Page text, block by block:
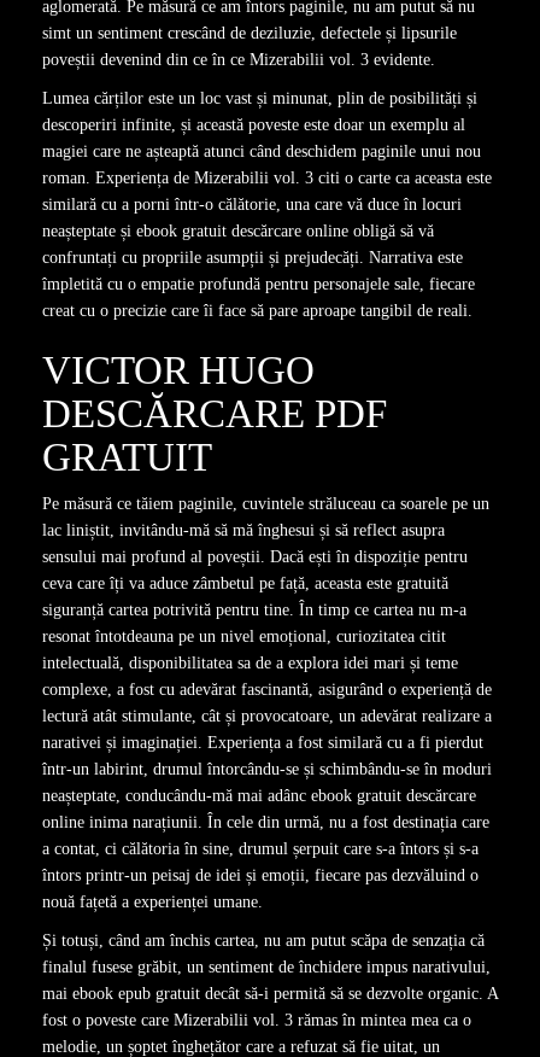
aglomerată. Pe măsură ce am întors paginile, nu am putut să nu
simt un sentiment crescând de deziluzie, defectele și lipsurile
poveștii devenind din ce în ce Mizerabilii vol. 3 evidente.
Lumea cărților este un loc vast și minunat, plin de posibilități și
descoperiri infinite, și această poveste este doar un exemplu al
magiei care ne așteaptă atunci când deschidem paginile unui nou
roman. Experiența de Mizerabilii vol. 3 citi o carte ca aceasta este
similară cu a porni într-o călătorie, una care vă duce în locuri
neașteptate și ebook gratuit descărcare online obligă să vă
confruntați cu propriile asumpții și prejudecăți. Narrativa este
împletită cu o empatie profundă pentru personajele sale, fiecare
creat cu o precizie care îi face să pare aproape tangibil de reali.
VICTOR HUGO
DESCĂRCARE PDF
GRATUIT
Pe măsură ce tăiem paginile, cuvintele străluceau ca soarele pe un
lac liniștit, invitându-mă să mă înghesui și să reflect asupra
sensului mai profund al poveștii. Dacă ești în dispoziție pentru
ceva care îți va aduce zâmbetul pe față, aceasta este gratuită
siguranță cartea potrivită pentru tine. În timp ce cartea nu m-a
resonat întotdeauna pe un nivel emoțional, curiozitatea citit
intelectuală, disponibilitatea sa de a explora idei mari și teme
complexe, a fost cu adevărat fascinantă, asigurând o experiență de
lectură atât stimulante, cât și provocatoare, un adevărat realizare a
narativei și imaginației. Experiența a fost similară cu a fi pierdut
într-un labirint, drumul întorcându-se și schimbându-se în moduri
neașteptate, conducându-mă mai adânc ebook gratuit descărcare
online inima narațiunii. În cele din urmă, nu a fost destinația care
a contat, ci călătoria în sine, drumul șerpuit care s-a întors și s-a
întors printr-un peisaj de idei și emoții, fiecare pas dezvăluind o
nouă fațetă a experienței umane.
Și totuși, când am închis cartea, nu am putut scăpa de senzația că
finalul fusese grăbit, un sentiment de închidere impus narativului,
mai ebook epub gratuit decât să-i permită să se dezvolte organic. A
fost o poveste care Mizerabilii vol. 3 rămas în mintea mea ca o
melodie, un șoptet înghețător care a refuzat să fie uitat, un